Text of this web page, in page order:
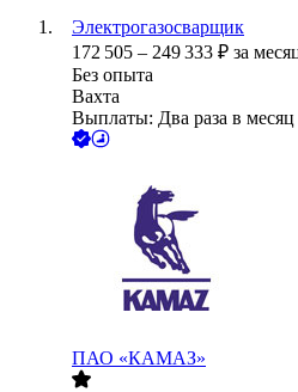
Электрогазосварщик
172 505 – 249 333 ₽ за
Без опыта
Вахта
Выплаты: Два раза в месяц
ПАО «КАМАЗ»